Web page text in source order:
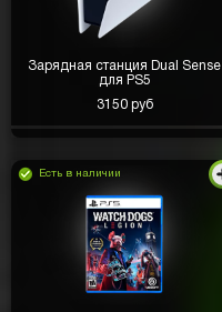
Зарядная станция Dual Sense
для PS5
3150 руб
Есть в наличии